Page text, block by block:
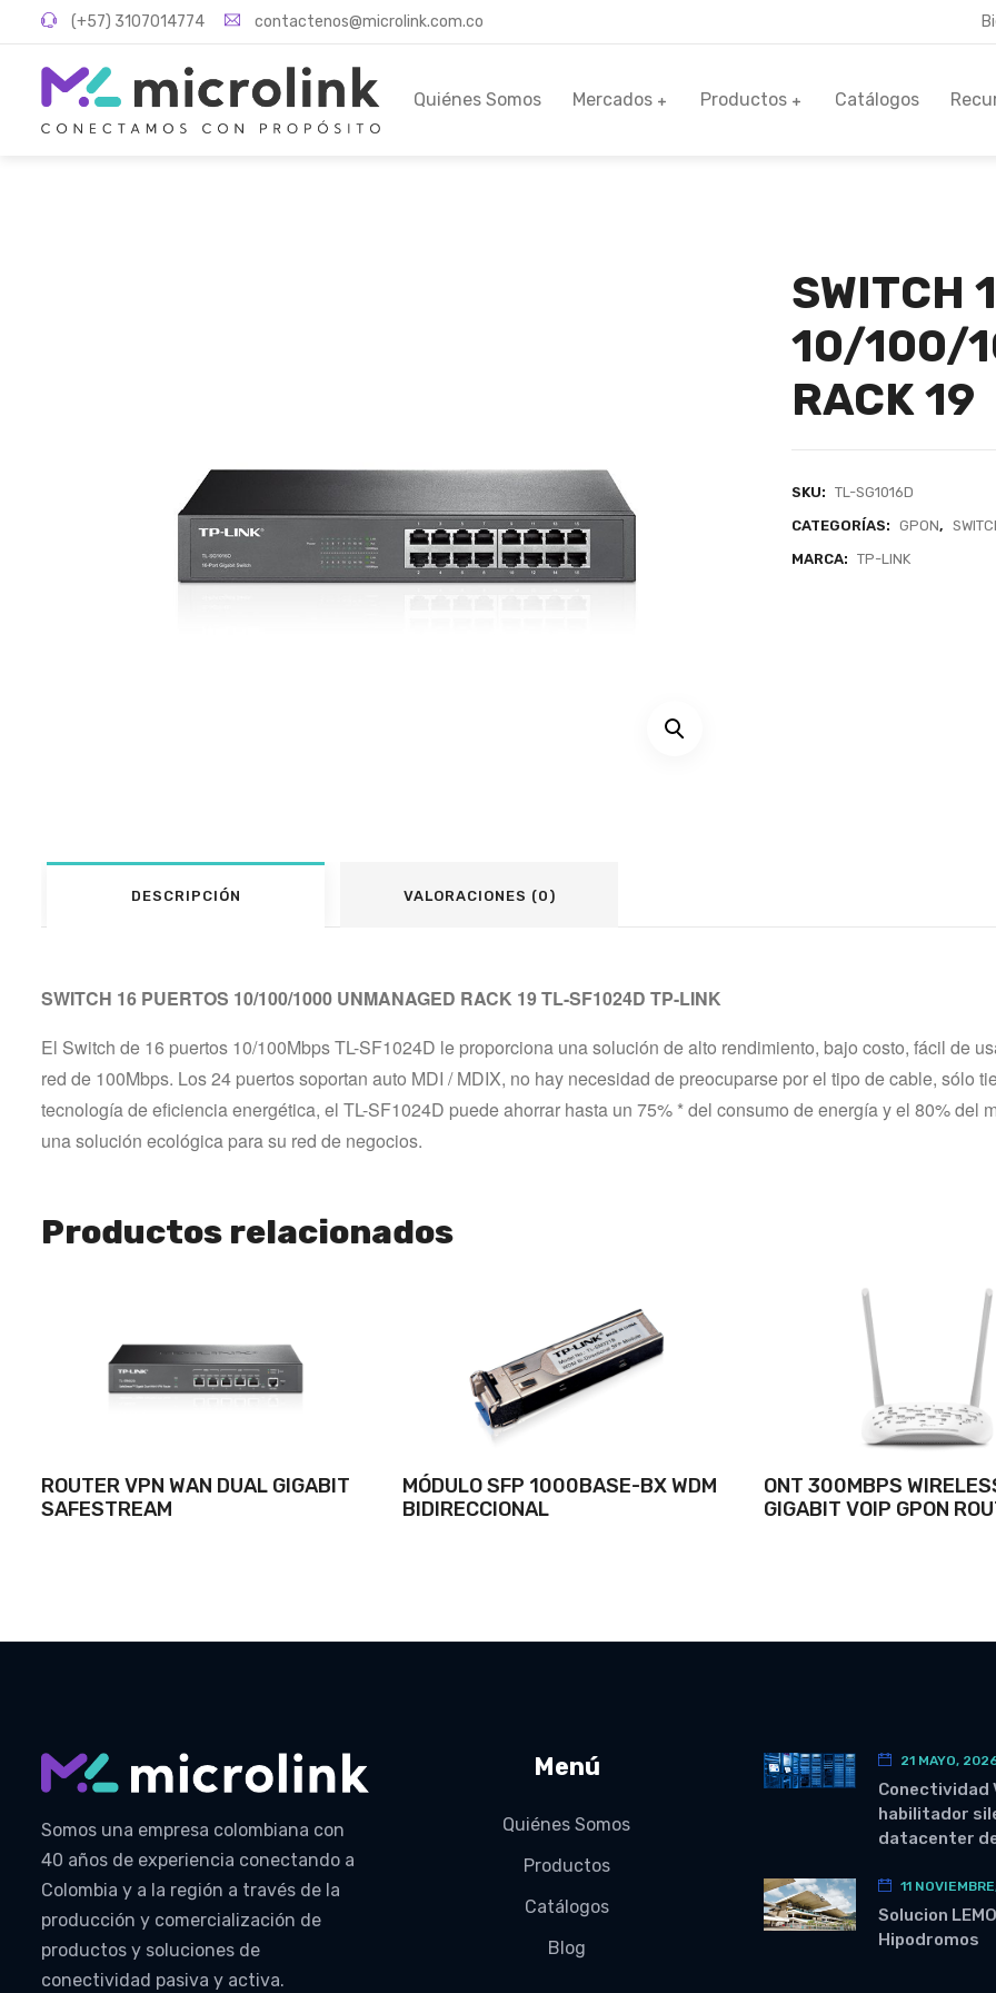
(+57) 3107014774 contactenos@microlink.com.co
Quiénes Somos Mercados Productos Catálogos
SWITCH
10/100/
RACK 19
SKU: TL-SG1016D
CATEGORÍAS: GPON,
MARCA: TP-LINK
DESCRIPCIÓN VALORACIONES (0)
SWITCH 16 PUERTOS 10/100/1000 UNMANAGED RACK 19 TL-SF1024D TP-LINK
El Switch de 16 puertos 10/100Mbps TL-SF1024D le proporciona una solución de alto rendimiento, bajo costo, fácil de
red de 100Mbps. Los 24 puertos soportan auto MDI / MDIX, no hay necesidad de preocuparse por el tipo de cable, sólo
tecnología de eficiencia energética, el TL-SF1024D puede ahorrar hasta un 75% * del consumo de energía y el 80% del
una solución ecológica para su red de negocios.
Productos relacionados
ROUTER VPN WAN DUAL GIGABIT
SAFESTREAM
MÓDULO SFP 1000BASE-BX WDM
BIDIRECCIONAL
ONT 300MBPS
GIGABIT VOIP GPON
Somos una empresa colombiana con
40 años de experiencia conectando a
Colombia y a la región a través de la
producción y comercialización de
productos y soluciones de
conectividad pasiva y activa.
Menú
Quiénes Somos
Productos
Catálogos
Blog
21 MAYO,
Conectividad
habilitador
datacenter
11
Solucion LEMO
Hipodromos